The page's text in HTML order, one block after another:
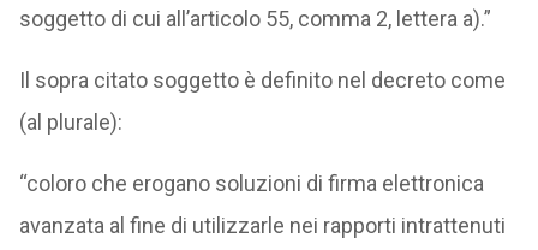
soggetto di cui all’articolo 55, comma 2, lettera a).”
Il sopra citato soggetto è definito nel decreto come
(al plurale):
“coloro che erogano soluzioni di firma elettronica
avanzata al fine di utilizzarle nei rapporti intrattenuti